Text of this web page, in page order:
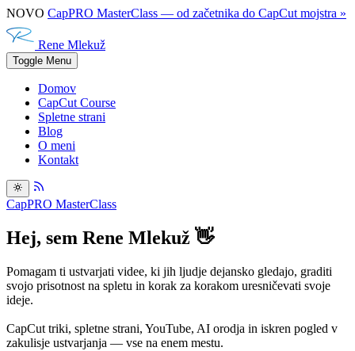
NOVO CapPRO MasterClass — od začetnika do CapCut mojstra »
Rene Mlekuž
Toggle Menu
Domov
CapCut Course
Spletne strani
Blog
O meni
Kontakt
CapPRO MasterClass
Hej, sem Rene Mlekuž 👋
Pomagam ti ustvarjati videe, ki jih ljudje dejansko gledajo, graditi
svojo prisotnost na spletu in korak za korakom uresničevati svoje
ideje.
CapCut triki, spletne strani, YouTube, AI orodja in iskren pogled v
zakulisje ustvarjanja — vse na enem mestu.